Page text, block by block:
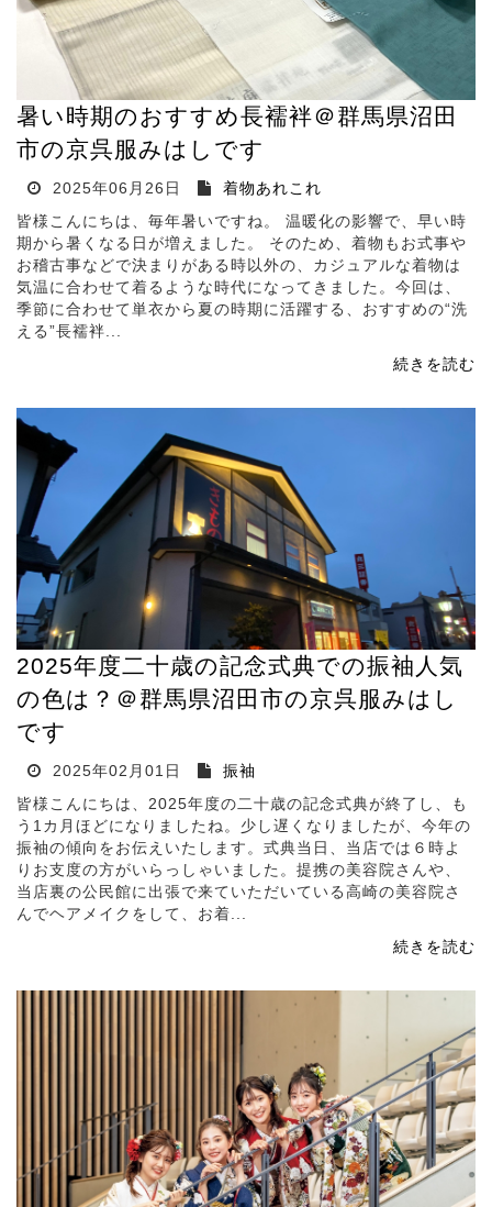
暑い時期のおすすめ長襦袢＠群馬県沼田
市の京呉服みはしです
2025年06月26日
着物あれこれ
皆様こんにちは、毎年暑いですね。 温暖化の影響で、早い時
期から暑くなる日が増えました。 そのため、着物もお式事や
お稽古事などで決まりがある時以外の、カジュアルな着物は
気温に合わせて着るような時代になってきました。今回は、
季節に合わせて単衣から夏の時期に活躍する、おすすめの“洗
える”長襦袢...
続きを読む
2025年度二十歳の記念式典での振袖人気
の色は？＠群馬県沼田市の京呉服みはし
です
2025年02月01日
振袖
皆様こんにちは、2025年度の二十歳の記念式典が終了し、も
う1カ月ほどになりましたね。少し遅くなりましたが、今年の
振袖の傾向をお伝えいたします。式典当日、当店では６時よ
りお支度の方がいらっしゃいました。提携の美容院さんや、
当店裏の公民館に出張で来ていただいている高崎の美容院さ
んでヘアメイクをして、お着...
続きを読む